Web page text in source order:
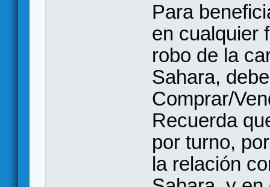
Para
en cualquier
robo de la
Sahara,
Comprar/
Recuerda
por turno,
la relación